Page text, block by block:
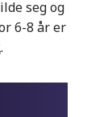
seg og
6-8 år er
.